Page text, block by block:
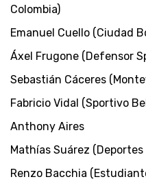
Colombia)
Emanuel Cuello (Ciudad
Áxel Frugone (Defensor
Sebastián Cáceres
Fabricio Vidal (Sportivo
Anthony Aires
Mathías Suárez
Renzo Bacchia